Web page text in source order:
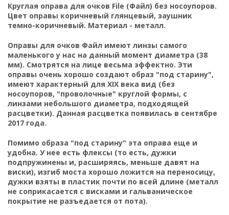
Круглая оправа для очков File (Файл) без носоупоров.
Цвет оправы коричневый глянцевый, заушник
темно-коричневый. Материал - металл.
Оправы для очков Файл имеют линзы самого
маленького у нас на данный момент диаметра (38
мм). Смотрятся на лице весьма эффектно. Эти
оправы очень хорошо создают образ "под старину",
имеют характерный для XIX века вид (без
носоупоров, "проволочные" круглой формы, с
линзами небольшого диаметра, подходящей
расцветки). Данная расцветка появилась в сентябре
2017 года.
Помимо образа "под старину" эта оправа еще и
удобна. У нее есть флексы (то есть, дужки
подпружинены и, расширяясь, меньше давят на
виски), изгиб моста хорошо ложится на переносицу,
дужки взяты в пластик почти по всей длине (металл
не соприкасается с висками и гальваническое
покрытие не разъедается от пота).